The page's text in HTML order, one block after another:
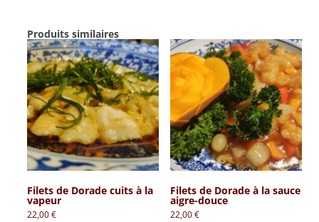
Produits similaires
Filets de Dorade cuits à la
vapeur
22,00€
Filets de Dorade à la sauce
aigre-douce
22,00€